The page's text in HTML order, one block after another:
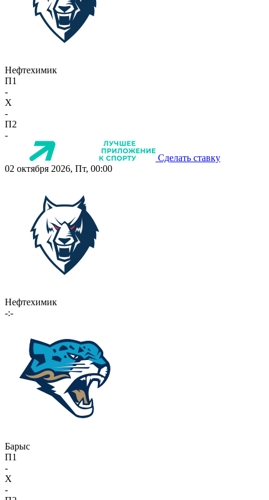
Нефтехимик
П1
-
X
-
П2
-
Сделать ставку
02 октября 2026, Пт, 00:00
Нефтехимик
-:-
Барыс
П1
-
X
-